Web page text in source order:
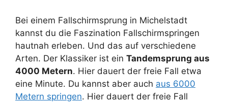
Bei einem Fallschirmsprung in Michelstadt
kannst du die Faszination Fallschirmspringen
hautnah erleben. Und das auf verschiedene
Arten. Der Klassiker ist ein Tandemsprung aus
4000 Metern. Hier dauert der freie Fall etwa
eine Minute. Du kannst aber auch aus 6000
Metern springen. Hier dauert der freie Fall